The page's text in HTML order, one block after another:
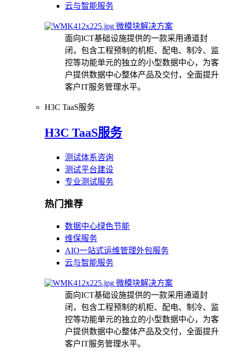
云与智能服务
微模块解决方案
面向ICT基础设施提供的一款采用通道封
闭，包含工程预制的机柜、配电、制冷、监
控等功能单元的独立的小型数据中心，为客
户提供数据中心整体产品及交付，全面提升
客户IT服务管理水平。
H3C TaaS服务
H3C TaaS服务
测试体系咨询
测试平台建设
专业测试服务
热门推荐
数据中心绿色节能
维保服务
AIO一站式运维管理外包服务
云与智能服务
微模块解决方案
面向ICT基础设施提供的一款采用通道封
闭，包含工程预制的机柜、配电、制冷、监
控等功能单元的独立的小型数据中心，为客
户提供数据中心整体产品及交付，全面提升
客户IT服务管理水平。